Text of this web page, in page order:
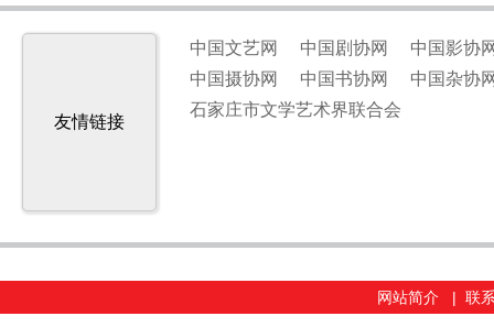
友情链接
中国文艺网 中国剧协网
中国影协
中国摄协网
中国书协网
中国杂协
石家庄市文学艺术界联合会
网站简介 | 联